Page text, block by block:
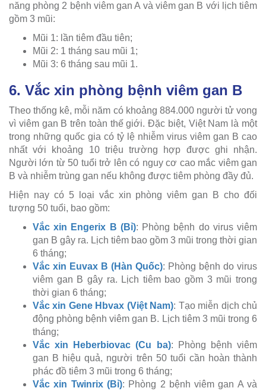
năng phòng 2 bệnh viêm gan A và viêm gan B với lịch tiêm
gồm 3 mũi:
Mũi 1: lần tiêm đầu tiên;
Mũi 2: 1 tháng sau mũi 1;
Mũi 3: 6 tháng sau mũi 1.
6. Vắc xin phòng bệnh viêm gan B
Theo thống kê, mỗi năm có khoảng 884.000 người tử vong
vì viêm gan B trên toàn thế giới. Đặc biệt, Việt Nam là một
trong những quốc gia có tỷ lệ nhiễm virus viêm gan B cao
nhất với khoảng 10 triệu trường hợp được ghi nhận.
Người lớn từ 50 tuổi trở lên có nguy cơ cao mắc viêm gan
B và nhiễm trùng gan nếu không được tiêm phòng đầy đủ.
Hiện nay có 5 loại vắc xin phòng viêm gan B cho đối
tượng 50 tuổi, bao gồm:
Vắc xin Engerix B (Bỉ): Phòng bệnh do virus viêm
gan B gây ra. Lịch tiêm bao gồm 3 mũi trong thời gian
6 tháng;
Vắc xin Euvax B (Hàn Quốc): Phòng bệnh do virus
viêm gan B gây ra. Lịch tiêm bao gồm 3 mũi trong
thời gian 6 tháng;
Vắc xin Gene Hbvax (Việt Nam): Tạo miễn dịch chủ
động phòng bệnh viêm gan B. Lịch tiêm 3 mũi trong 6
tháng;
Vắc xin Heberbiovac (Cu ba): Phòng bệnh viêm
gan B hiệu quả, người trên 50 tuổi cần hoàn thành
phác đồ tiêm 3 mũi trong 6 tháng;
Vắc xin Twinrix (Bỉ): Phòng 2 bệnh viêm gan A và